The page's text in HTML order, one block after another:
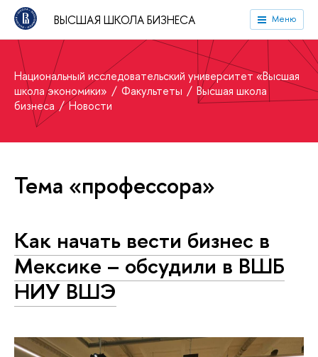
ВЫСШАЯ ШКОЛА БИЗНЕСА Меню
Национальный исследовательский университет «Высшая
школа экономики»
Факультеты
Высшая школа
бизнеса
Новости
Тема «профессора»
Как начать вести бизнес в
Мексике – обсудили в ВШБ
НИУ ВШЭ